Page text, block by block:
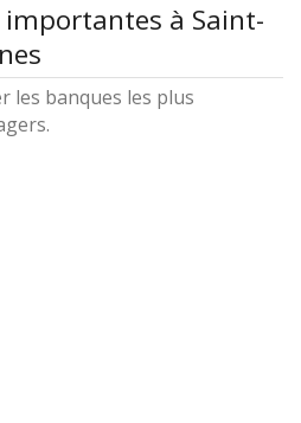
importantes à Saint-
les banques les plus